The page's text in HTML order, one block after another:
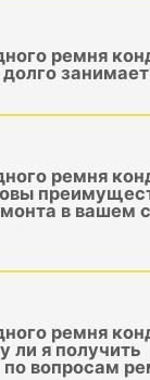
ремня
ремня
в вашем
ремня
ли я получить
вопросам